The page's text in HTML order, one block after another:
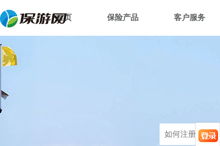
首页 保险产品 客户服务